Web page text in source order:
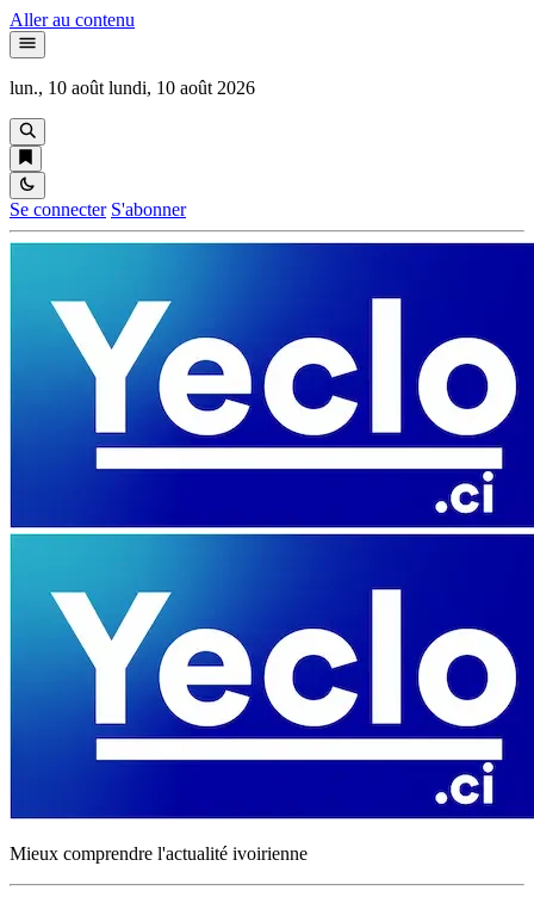
Aller au contenu
lun., 10 août lundi, 10 août 2026
Se connecter S'abonner
Mieux comprendre l'actualité ivoirienne